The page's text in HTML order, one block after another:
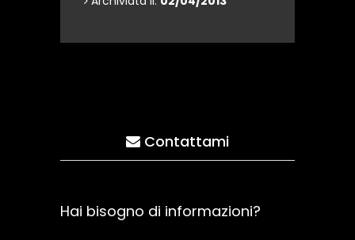
Contattami
Hai bisogno di informazioni?